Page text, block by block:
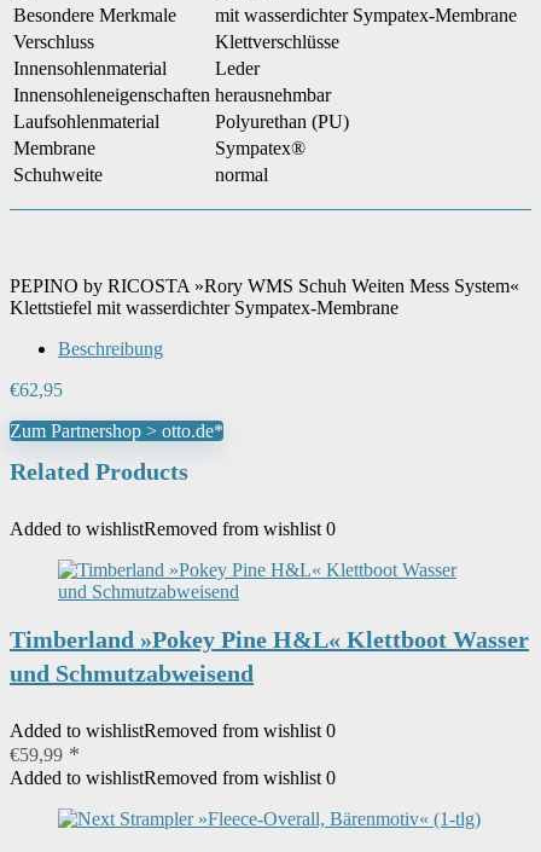
Besondere Merkmale
mit wasserdichter Sympatex-Membrane
Verschluss
Klettverschlüsse
Innensohlenmaterial
Leder
Innensohleneigenschaften herausnehmbar
Laufsohlenmaterial
Polyurethan (PU)
Membrane
Sympatex®
Schuhweite
normal
PEPINO by RICOSTA »Rory WMS Schuh Weiten Mess System«
Klettstiefel mit wasserdichter Sympatex-Membrane
Beschreibung
€62,95
Zum Partnershop > otto.de*
Related Products
Added to wishlistRemoved from wishlist 0
Timberland »Pokey Pine H&L« Klettboot Wasser
und Schmutzabweisend
Added to wishlistRemoved from wishlist 0
€59,99
Added to wishlistRemoved from wishlist 0